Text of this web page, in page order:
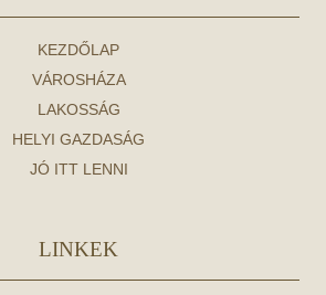
KEZDŐLAP
VÁROSHÁZA
LAKOSSÁG
HELYI GAZDASÁG
JÓ ITT LENNI
LINKEK